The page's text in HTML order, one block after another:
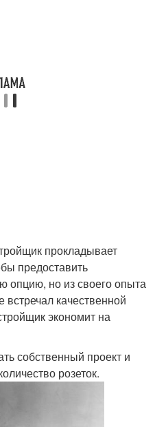
прокладывает
предоставить
опцию, но из своего опыта
встречал качественной
экономит на
собственный проект и
розеток.